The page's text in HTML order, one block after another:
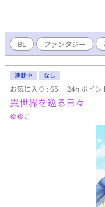
BL ファンタジー
連載中 なし
お気に入り : 65 24h.ポイン
異世界を巡る日々
ゆゆこ